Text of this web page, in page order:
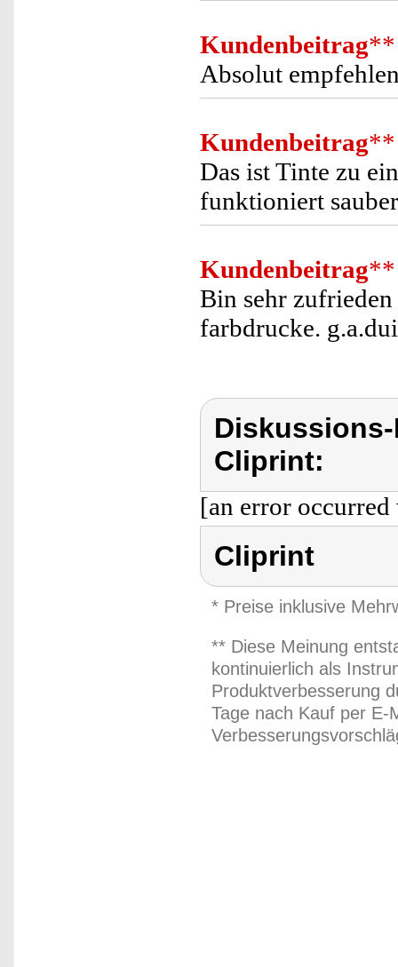
Kundenbeitrag**
Absolut
Kundenbeitrag**
Das ist Tinte zu
funktioniert
Kundenbeitrag**
Bin sehr
farbdrucke.
Cliprint:
[an error
Cliprint
* Preise inklusive
** Diese Meinung
kontinuierlich als
Produktverbesserung
Tage nach Kauf per E-